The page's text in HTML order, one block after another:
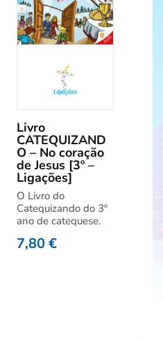
Livro
CATEQUIZAND
O – No coração
de Jesus [3º –
Ligações]
O Livro do
Catequizando do 3º
ano de catequese.
7,80€